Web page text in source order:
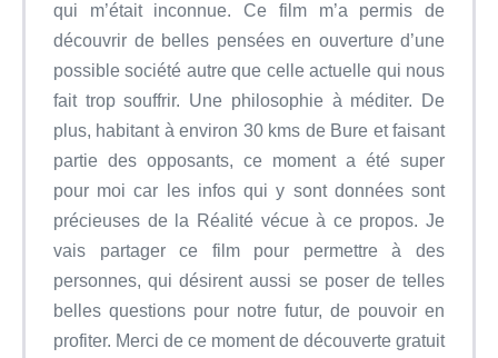
qui m’était inconnue. Ce film m’a permis de
découvrir de belles pensées en ouverture d’une
possible société autre que celle actuelle qui nous
fait trop souffrir. Une philosophie à méditer. De
plus, habitant à environ 30 kms de Bure et faisant
partie des opposants, ce moment a été super
pour moi car les infos qui y sont données sont
précieuses de la Réalité vécue à ce propos. Je
vais partager ce film pour permettre à des
personnes, qui désirent aussi se poser de telles
belles questions pour notre futur, de pouvoir en
profiter. Merci de ce moment de découverte gratuit